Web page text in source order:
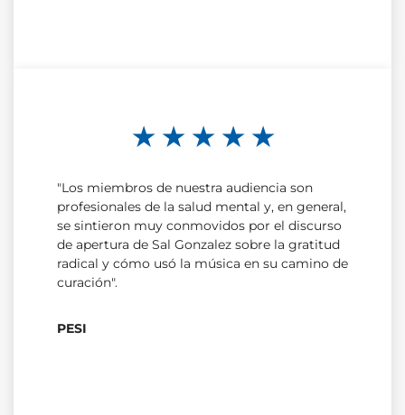
★ ★ ★ ★ ★
"Los miembros de nuestra audiencia son
profesionales de la salud mental y, en general,
se sintieron muy conmovidos por el discurso
de apertura de Sal Gonzalez sobre la gratitud
radical y cómo usó la música en su camino de
curación".
PESI